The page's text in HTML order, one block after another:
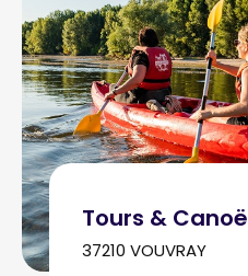
Tours & Canoë
37210 VOUVRAY